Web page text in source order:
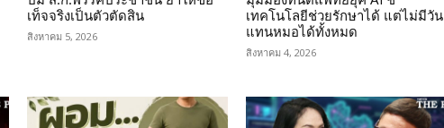
เท็จจริงเป็นตัวตัดสิน
สิงหาคม 5, 2026
เทคโนโลยีช่วยรักษาได้ แต่ไม่มีวัน
แทนหมอได้ทั้งหมด
สิงหาคม 4, 2026